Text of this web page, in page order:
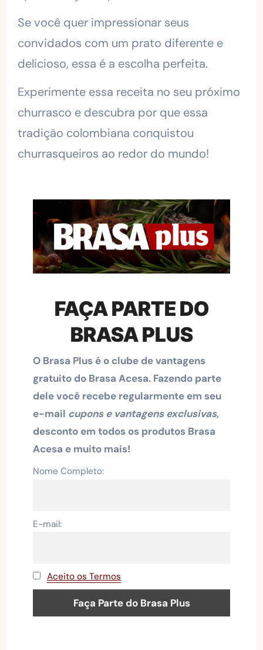
Se você quer impressionar seus
convidados com um prato diferente e
delicioso, essa é a escolha perfeita.
Experimente essa receita no seu próximo
churrasco e descubra por que essa
tradição colombiana conquistou
churrasqueiros ao redor do mundo!
FAÇA PARTE DO
BRASA PLUS
O Brasa Plus é o clube de vantagens
gratuito do Brasa Acesa. Fazendo parte
dele você recebe regularmente em seu
e-mail cupons e vantagens exclusivas,
desconto em todos os produtos Brasa
Acesa e muito mais!
Nome Completo:
E-mail:
Aceito os Termos